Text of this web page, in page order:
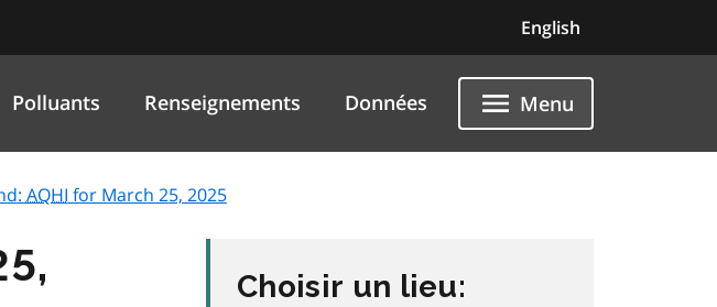
English
Polluants Renseignements Données Menu
AQHI for March 25, 2025
Choisir un lieu: